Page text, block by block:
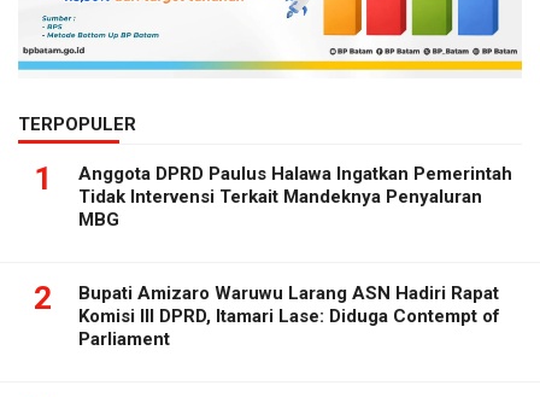
TERPOPULER
1
Anggota DPRD Paulus Halawa Ingatkan Pemerintah
Tidak Intervensi Terkait Mandeknya Penyaluran
MBG
2
Bupati Amizaro Waruwu Larang ASN Hadiri Rapat
Komisi III DPRD, Itamari Lase: Diduga Contempt of
Parliament